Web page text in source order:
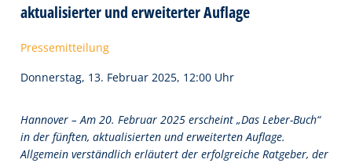
aktualisierter und erweiterter Auflage
Pressemitteilung
Donnerstag, 13. Februar 2025, 12:00 Uhr
Hannover – Am 20. Februar 2025 erscheint „Das Leber-Buch“
in der fünften, aktualisierten und erweiterten Auflage.
Allgemein verständlich erläutert der erfolgreiche Ratgeber, der